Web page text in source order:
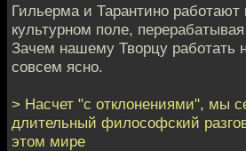
Гильерма и Тарантино работают
культурном поле,
Зачем нашему Творцу работать
совсем ясно.
> Насчет "с отклонениями", мы
длительный философский
этом мире